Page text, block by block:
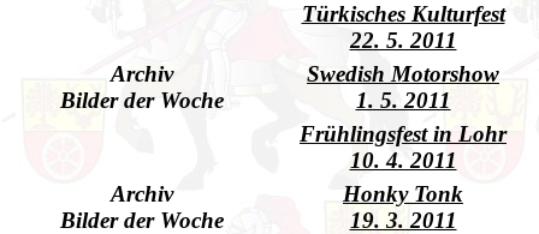
Türkisches Kulturfest
22. 5. 2011
Archiv
Bilder der Woche
Swedish Motorshow
1. 5. 2011
Frühlingsfest in Lohr
10. 4. 2011
Archiv
Bilder der Woche
Honky Tonk
19. 3. 2011